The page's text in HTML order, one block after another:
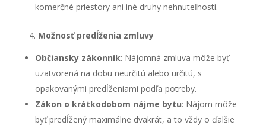
komerčné priestory ani iné druhy nehnuteľností.
4. Možnosť predĺženia zmluvy
Občiansky zákonník: Nájomná zmluva môže byť
uzatvorená na dobu neurčitú alebo určitú, s
opakovanými predĺženiami podľa potreby.
Zákon o krátkodobom nájme bytu: Nájom môže
byť predĺžený maximálne dvakrát, a to vždy o ďalšie